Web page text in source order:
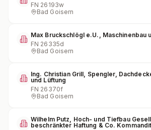
FN 26193w
Bad Goisern
Max Bruckschlögl e.U., Maschinenbau
FN 26335d
Bad Goisern
Ing. Christian Grill, Spengler,
und Lüftung
FN 26370f
Bad Goisern
Wilhelm Putz, Hoch- und Tiefbau
beschränkter Haftung & Co.